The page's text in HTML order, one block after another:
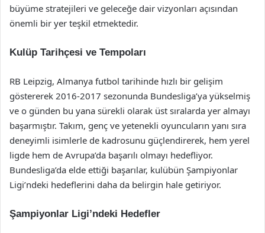
büyüme stratejileri ve geleceğe dair vizyonları açısından
önemli bir yer teşkil etmektedir.
Kulüp Tarihçesi ve Tempoları
RB Leipzig, Almanya futbol tarihinde hızlı bir gelişim
göstererek 2016-2017 sezonunda Bundesliga’ya yükselmiş
ve o günden bu yana sürekli olarak üst sıralarda yer almayı
başarmıştır. Takım, genç ve yetenekli oyuncuların yanı sıra
deneyimli isimlerle de kadrosunu güçlendirerek, hem yerel
ligde hem de Avrupa’da başarılı olmayı hedefliyor.
Bundesliga’da elde ettiği başarılar, kulübün Şampiyonlar
Ligi’ndeki hedeflerini daha da belirgin hale getiriyor.
Şampiyonlar Ligi’ndeki Hedefler